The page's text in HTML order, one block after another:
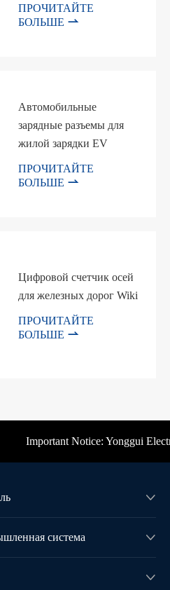
ПРОЧИТАЙТЕ
БОЛЬШЕ 
Автомобильные
зарядные разъемы для
жилой зарядки EV
ПРОЧИТАЙТЕ
БОЛЬШЕ 
Цифровой счетчик осей
для железных дорог Wiki
ПРОЧИТАЙТЕ
БОЛЬШЕ 
Important Notice: Yonggui

система 
